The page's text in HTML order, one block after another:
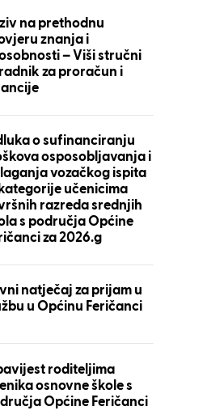
na prethodnu
znanja i
– Viši stručni
za proračun i
o sufinanciranju
osposobljavanja i
vozačkog ispita
učenicima
razreda srednjih
s područja Općine
za 2026.g
natječaj za prijam u
u Općinu Feričanci
roditeljima
osnovne škole s
Općine Feričanci